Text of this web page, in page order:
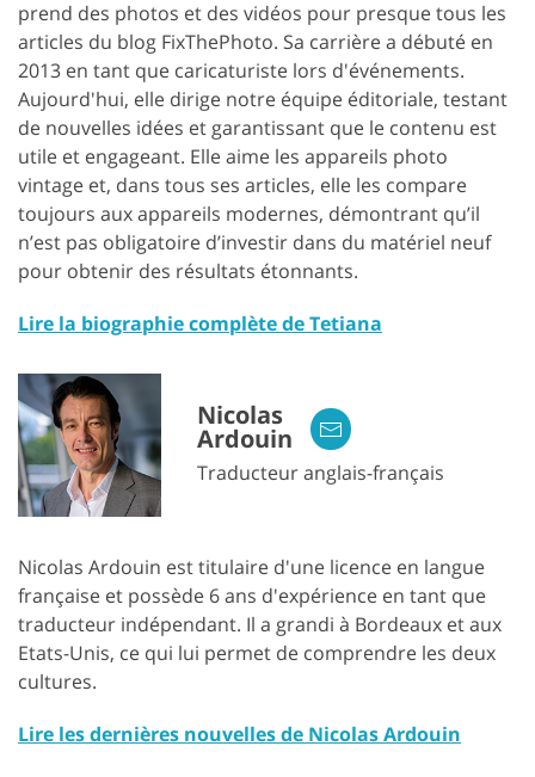
prend des photos et des vidéos pour presque tous les
articles du blog FixThePhoto. Sa carrière a débuté en
2013 en tant que caricaturiste lors d'événements.
Aujourd'hui, elle dirige notre équipe éditoriale, testant
de nouvelles idées et garantissant que le contenu est
utile et engageant. Elle aime les appareils photo
vintage et, dans tous ses articles, elle les compare
toujours aux appareils modernes, démontrant qu’il
n’est pas obligatoire d’investir dans du matériel neuf
pour obtenir des résultats étonnants.
Lire la biographie complète de Tetiana
Nicolas
Ardouin
Traducteur anglais-français
Nicolas Ardouin est titulaire d'une licence en langue
française et possède 6 ans d'expérience en tant que
traducteur indépendant. Il a grandi à Bordeaux et aux
Etats-Unis, ce qui lui permet de comprendre les deux
cultures.
Lire les dernières nouvelles de Nicolas Ardouin